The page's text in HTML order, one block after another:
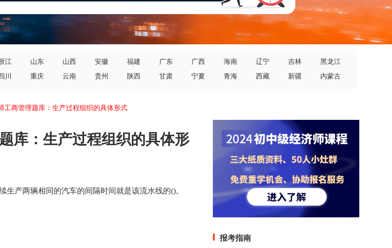
江 山东 山西 安徽 福建 广东 广西 海南 辽宁 吉林
黑龙江
川 重庆 云南 贵州 陕西 甘肃 宁夏 青海 西藏 新疆 内蒙古
工商管理题库：生产过程组织的具体形式
库：生产过程组织的具体形
产两辆相同的汽车的间隔时间就是该流水线的()。
报考指南